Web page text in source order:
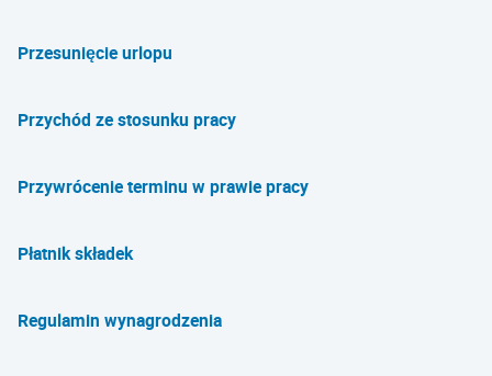
Przesunięcie urlopu
Przychód ze stosunku pracy
Przywrócenie terminu w prawie pracy
Płatnik składek
Regulamin wynagrodzenia